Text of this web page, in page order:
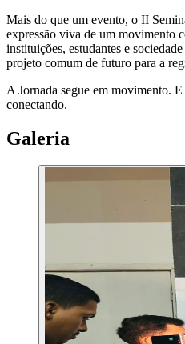
Mais do que um evento, o II
expressão viva de um movimento
instituições, estudantes e
projeto comum de futuro para a
A Jornada segue em movimento.
conectando.
Galeria